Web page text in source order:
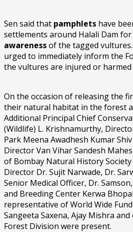
Sen said that pamphlets have
settlements around Halali Dam
awarenessof the tagged
urged to immediately inform the
the vultures are injured or harmed
On the occasion of releasing the
their natural habitat in the forest
Additional Principal Chief
(Wildlife) L. Krishnamurthy,
Park Meena Awadhesh Kumar
Director Van Vihar Sandesh
of Bombay Natural History
Director Dr. Sujit Narwade, Dr.
Senior Medical Officer, Dr.
and Breeding Center Kerwa
representative of World Wide
Sangeeta Saxena, Ajay Mishra
Forest Division were present.